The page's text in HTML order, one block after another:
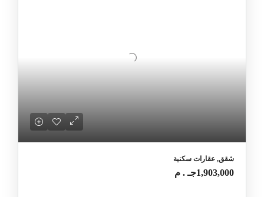
شقق, عقارات سكنية
1,903,000جـ . م